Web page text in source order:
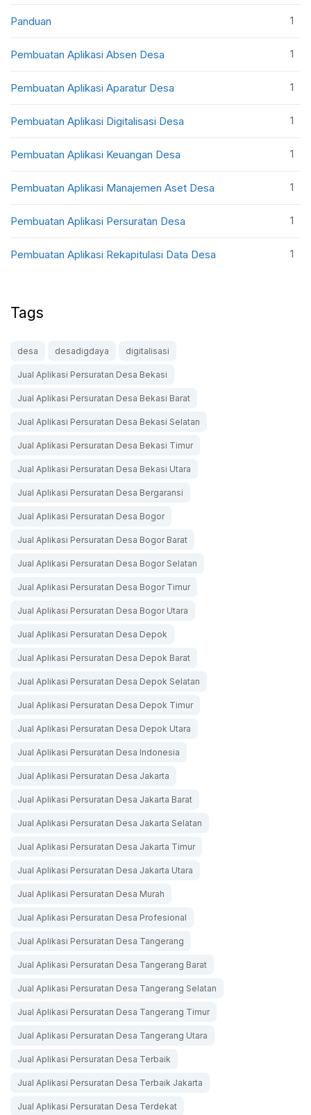
Panduan 1
Pembuatan Aplikasi Absen Desa 1
Pembuatan Aplikasi Aparatur Desa 1
Pembuatan Aplikasi Digitalisasi Desa 1
Pembuatan Aplikasi Keuangan Desa 1
Pembuatan Aplikasi Manajemen Aset Desa 1
Pembuatan Aplikasi Persuratan Desa 1
Pembuatan Aplikasi Rekapitulasi Data Desa 1
Tags
desa desadigdaya digitalisasi
Jual Aplikasi Persuratan Desa Bekasi
Jual Aplikasi Persuratan Desa Bekasi Barat
Jual Aplikasi Persuratan Desa Bekasi Selatan
Jual Aplikasi Persuratan Desa Bekasi Timur
Jual Aplikasi Persuratan Desa Bekasi Utara
Jual Aplikasi Persuratan Desa Bergaransi
Jual Aplikasi Persuratan Desa Bogor
Jual Aplikasi Persuratan Desa Bogor Barat
Jual Aplikasi Persuratan Desa Bogor Selatan
Jual Aplikasi Persuratan Desa Bogor Timur
Jual Aplikasi Persuratan Desa Bogor Utara
Jual Aplikasi Persuratan Desa Depok
Jual Aplikasi Persuratan Desa Depok Barat
Jual Aplikasi Persuratan Desa Depok Selatan
Jual Aplikasi Persuratan Desa Depok Timur
Jual Aplikasi Persuratan Desa Depok Utara
Jual Aplikasi Persuratan Desa Indonesia
Jual Aplikasi Persuratan Desa Jakarta
Jual Aplikasi Persuratan Desa Jakarta Barat
Jual Aplikasi Persuratan Desa Jakarta Selatan
Jual Aplikasi Persuratan Desa Jakarta Timur
Jual Aplikasi Persuratan Desa Jakarta Utara
Jual Aplikasi Persuratan Desa Murah
Jual Aplikasi Persuratan Desa Profesional
Jual Aplikasi Persuratan Desa Tangerang
Jual Aplikasi Persuratan Desa Tangerang Barat
Jual Aplikasi Persuratan Desa Tangerang Selatan
Jual Aplikasi Persuratan Desa Tangerang Timur
Jual Aplikasi Persuratan Desa Tangerang Utara
Jual Aplikasi Persuratan Desa Terbaik
Jual Aplikasi Persuratan Desa Terbaik Jakarta
Jual Aplikasi Persuratan Desa Terdekat